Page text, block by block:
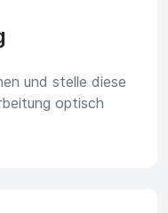
und stelle diese
optisch